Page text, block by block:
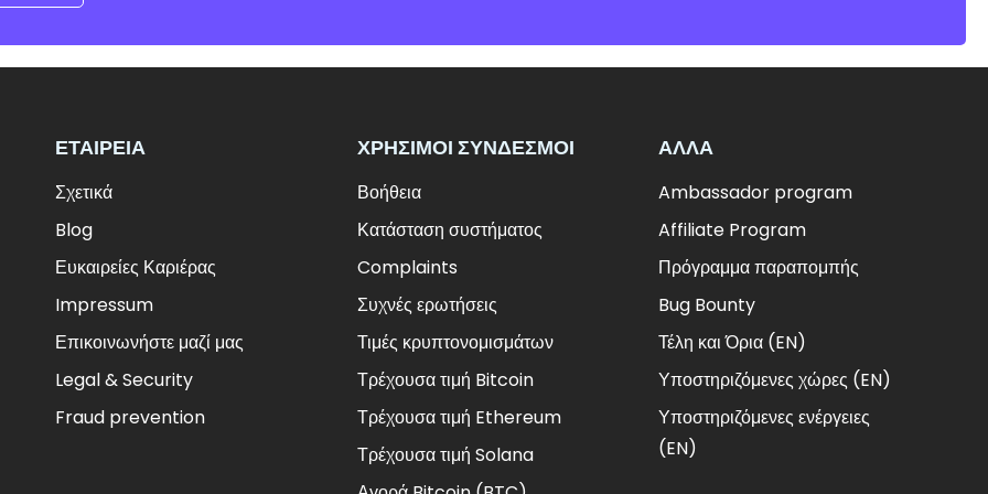
ΕΤΑΙΡΕΊΑ
Σχετικά
Blog
Ευκαιρείες Καριέρας
Impressum
Επικοινωνήστε μαζί μας
Legal & Security
Fraud prevention
ΧΡΉΣΙΜΟΙ ΣΎΝΔΕΣΜΟΙ
Βοήθεια
Κατάσταση συστήματος
Complaints
Συχνές ερωτήσεις
Τιμές κρυπτονομισμάτων
Τρέχουσα τιμή Bitcoin
Τρέχουσα τιμή Ethereum
Τρέχουσα τιμή Solana
ΑΛΛΑ
Ambassador program
Affiliate Program
Πρόγραμμα παραπομπής
Bug Bounty
Τέλη και Όρια (EN)
Υποστηριζόμενες χώρες (EN)
Υποστηριζόμενες ενέργειες
(EN)